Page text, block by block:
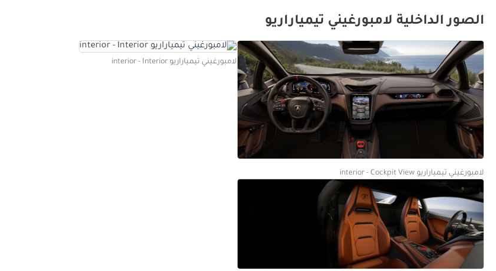
الصور الداخلية لامبورغيني تيمياراريو
لامبورغيني تيمياراريو interior - Cockpit View
لامبورغيني تيمياراريو interior - Interior